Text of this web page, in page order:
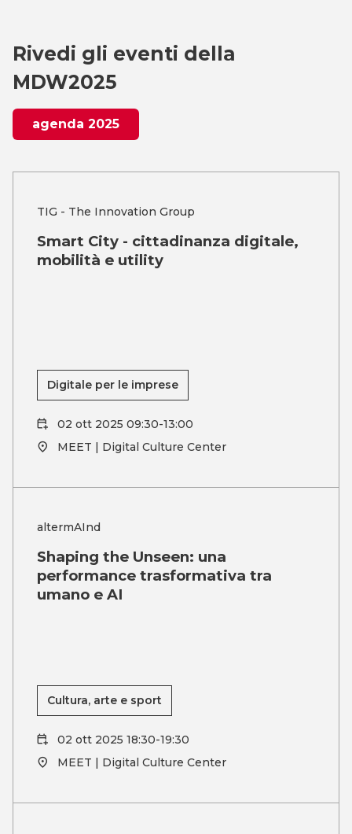
Rivedi gli eventi della
MDW2025
agenda 2025
TIG - The Innovation Group
Smart City - cittadinanza digitale,
mobilità e utility
Digitale per le imprese
02 ott 2025 09:30-13:00
MEET | Digital Culture Center
altermAInd
Shaping the Unseen: una
performance trasformativa tra
umano e AI
Cultura, arte e sport
02 ott 2025 18:30-19:30
MEET | Digital Culture Center